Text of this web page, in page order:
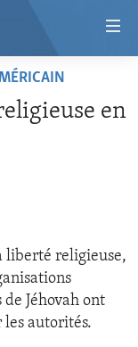
en
liberté religieuse,
Jéhovah ont
autorités.